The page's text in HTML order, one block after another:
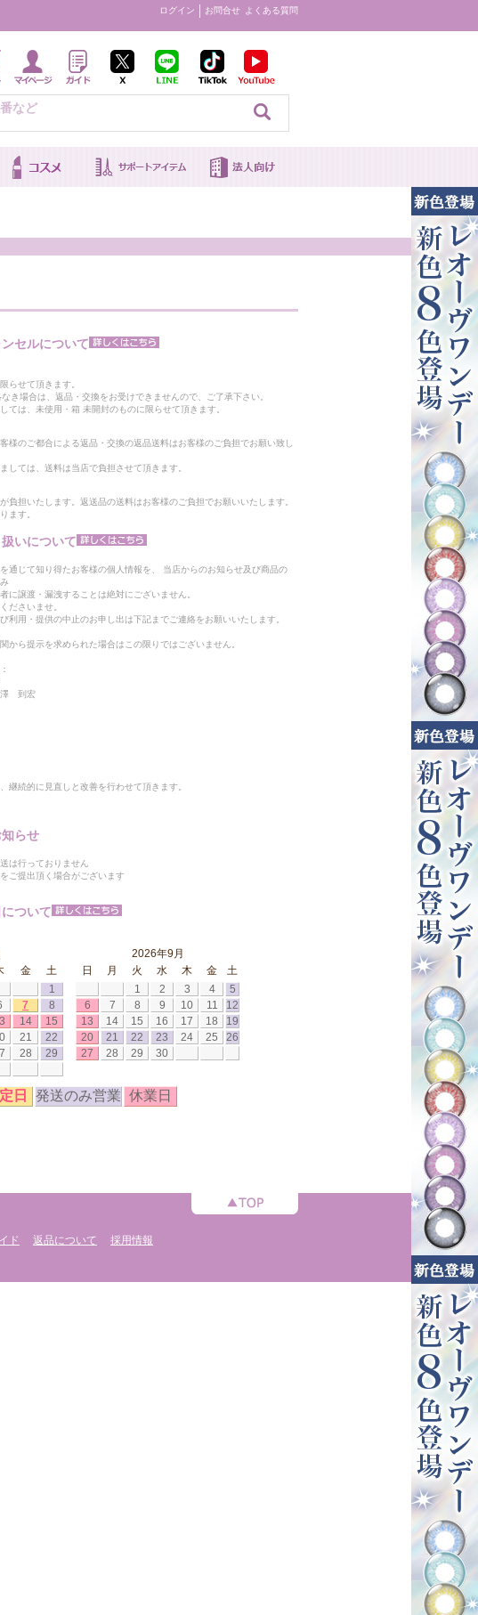
ログイン お問合せ よくある質問
め商品を見る
セルについて
らせて頂きます。
き場合は、返品・交換をお受けできませんので、ご了承下さい。
ては、未使用・箱 未開封のものに限らせて頂きます。
様のご都合による返品・交換の返品送料はお客様のご負担でお願い致し
しては、送料は当店で負担させて頂きます。
負担いたします。返送品の送料はお客様のご負担でお願いいたします。
ます。
いについて
通じて知り得たお客様の個人情報を、 当店からのお知らせ及び商品の
に譲渡・漏洩することは絶対にございません。
ださいませ。
利用・提供の中止のお申し出は下記までご連絡をお願いいたします。
から提示を求められた場合はこの限りではございません。
澤 到宏
継続的に見直しと改善を行わせて頂きます。
らせ
は行っておりません
ご提出頂く場合がございます
ついて
金
土
1
7
8
14
15
21
22
28
29
2026年9月
日
月 火 水 木 金
土
1
2 3 4
5
6
7 8 9 10 11
12
13
14 15 16 17 18
19
20
21 22 23 24 25
26
27
28 29 30
日 発送のみ営業 休業日
ド 返品について 採用情報